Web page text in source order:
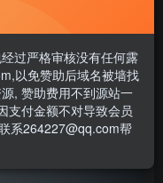
《提交工单》
过严格审核没有任何露
以免赞助后域名被墙找
, 赞助费用不到源站一
支付金额不对导致会员
系264227@qq.com帮